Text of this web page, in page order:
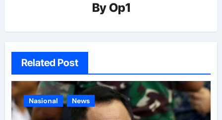
ByOp1
Related Post
Nasional News